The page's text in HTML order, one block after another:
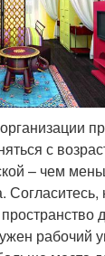
с
– чем
рабочий